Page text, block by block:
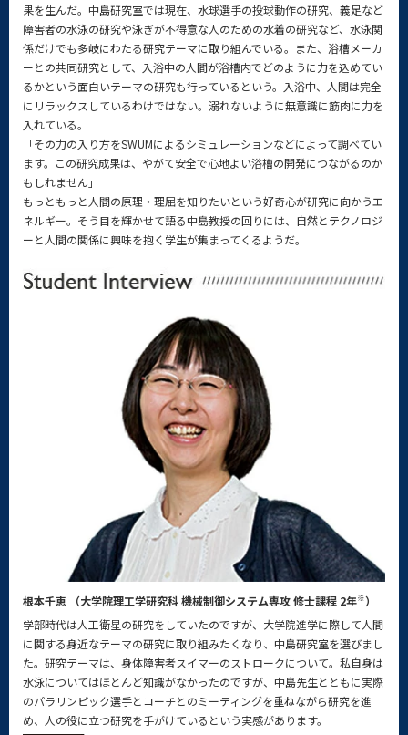
果を生んだ。中島研究室では現在、水球選手の投球動作の研究、義足など
障害者の水泳の研究や泳ぎが不得意な人のための水着の研究など、水泳関
係だけでも多岐にわたる研究テーマに取り組んでいる。また、浴槽メーカ
ーとの共同研究として、入浴中の人間が浴槽内でどのように力を込めてい
るかという面白いテーマの研究も行っているという。入浴中、人間は完全
にリラックスしているわけではない。溺れないように無意識に筋肉に力を
入れている。
「その力の入り方をSWUMによるシミュレーションなどによって調べてい
ます。この研究成果は、やがて安全で心地よい浴槽の開発につながるのか
もしれません」
もっともっと人間の原理・理屈を知りたいという好奇心が研究に向かうエ
ネルギー。そう目を輝かせて語る中島教授の回りには、自然とテクノロジ
ーと人間の関係に興味を抱く学生が集まってくるようだ。
根本千恵 （大学院理工学研究科 機械制御システム専攻 修士課程 2年※）
学部時代は人工衛星の研究をしていたのですが、大学院進学に際して人間
に関する身近なテーマの研究に取り組みたくなり、中島研究室を選びまし
た。研究テーマは、身体障害者スイマーのストロークについて。私自身は
水泳についてはほとんど知識がなかったのですが、中島先生とともに実際
のパラリンピック選手とコーチとのミーティングを重ねながら研究を進
め、人の役に立つ研究を手がけているという実感があります。